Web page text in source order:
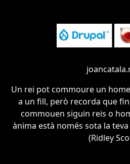
Un rei pot commoure un
a un fill, però recorda que
commouen siguin reis o
ànima està només sota la
(Ridley